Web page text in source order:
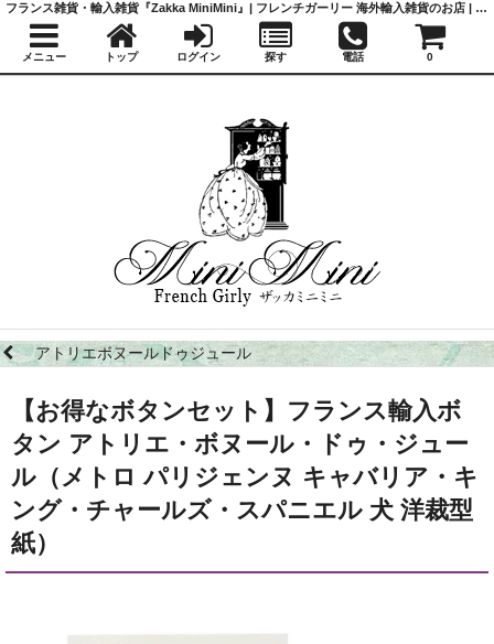
アトリエボヌールドゥジュール
【お得なボタンセット】フランス輸入ボ
タン アトリエ・ボヌール・ドゥ・ジュー
ル（メトロ パリジェンヌ キャバリア・キ
ング・チャールズ・スパニエル 犬 洋裁型
紙）
フランス雑貨・輸入雑貨『Zakka MiniMini』| フレンチガーリー 海外輸入雑貨のお店 | かわいい雑貨 | 蚤の市 | アンティーク
メニュー トップ ログイン 探す 電話 0